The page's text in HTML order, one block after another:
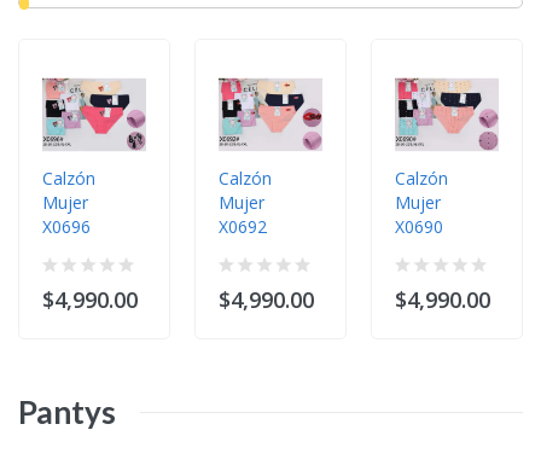
Calzón
Mujer
X0696
$4,990.00
Calzón
Mujer
X0692
$4,990.00
Calzón
Mujer
X0690
$4,990.00
Pantys